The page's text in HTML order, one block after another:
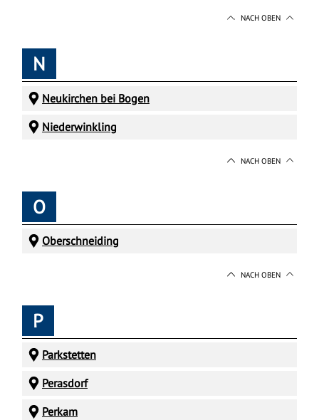
NACH OBEN
N
Neukirchen bei Bogen
Niederwinkling
NACH OBEN
O
Oberschneiding
NACH OBEN
P
Parkstetten
Perasdorf
Perkam